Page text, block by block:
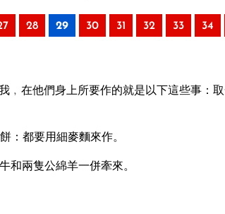
28 29 30 31 32 33 34
﹐在他們身上所要作的就是以下這些事：
：都要用細麥麵來作。
兩隻公綿羊一併牽來。